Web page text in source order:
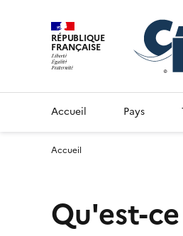
RÉPUBLIQUE
FRANÇAISE
Accueil Pays
Accueil
Qu'est-